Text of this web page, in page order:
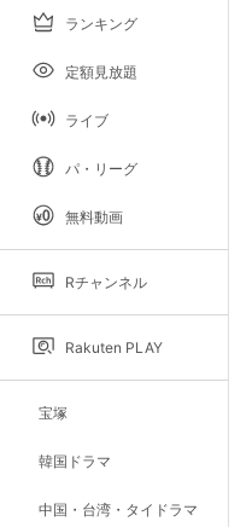
ランキング
定額見放題
ライブ
パ・リーグ
無料動画
Rチャンネル
Rakuten PLAY
宝塚
韓国ドラマ
中国・台湾・タイドラマ